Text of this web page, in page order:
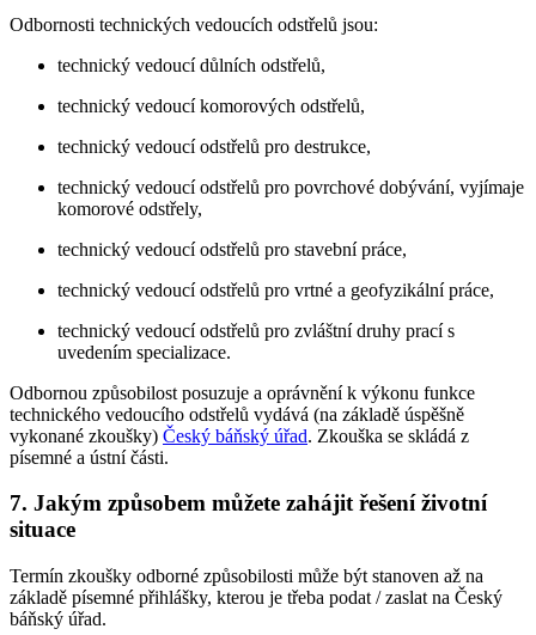
Odbornosti technických vedoucích odstřelů jsou:
technický vedoucí důlních odstřelů,
technický vedoucí komorových odstřelů,
technický vedoucí odstřelů pro destrukce,
technický vedoucí odstřelů pro povrchové dobývání, vyjímaje
komorové odstřely,
technický vedoucí odstřelů pro stavební práce,
technický vedoucí odstřelů pro vrtné a geofyzikální práce,
technický vedoucí odstřelů pro zvláštní druhy prací s
uvedením specializace.
Odbornou způsobilost posuzuje a oprávnění k výkonu funkce
technického vedoucího odstřelů vydává (na základě úspěšně
vykonané zkoušky) Český báňský úřad. Zkouška se skládá z
písemné a ústní části.
7. Jakým způsobem můžete zahájit řešení životní
situace
Termín zkoušky odborné způsobilosti může být stanoven až na
základě písemné přihlášky, kterou je třeba podat / zaslat na Český
báňský úřad.